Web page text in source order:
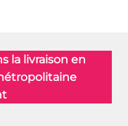
la livraison en